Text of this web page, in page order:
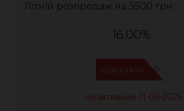
Літній розпродаж на 3500 грн
16.00%
LR80
ПОКАЗАТИ
Неактивний 11-06-2026